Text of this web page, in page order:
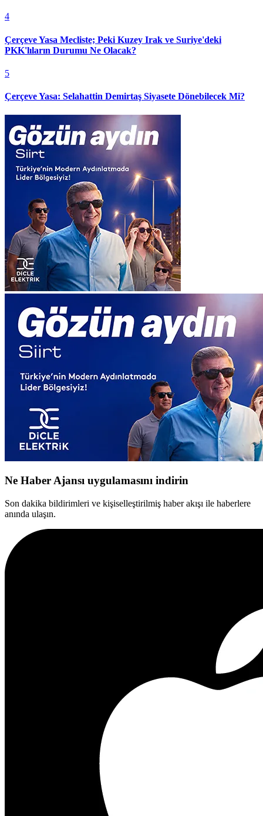
4
Çerçeve Yasa Mecliste; Peki Kuzey Irak ve Suriye'deki
PKK'lıların Durumu Ne Olacak?
5
Çerçeve Yasa: Selahattin Demirtaş Siyasete Dönebilecek Mi?
Ne Haber Ajansı uygulamasını indirin
Son dakika bildirimleri ve kişiselleştirilmiş haber akışı ile haberlere
anında ulaşın.